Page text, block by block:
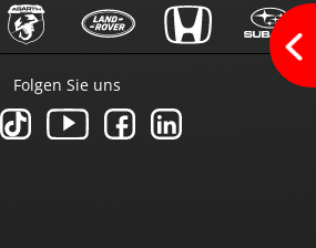
m. FB
Folgen Sie uns